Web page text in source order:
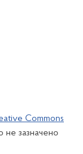
Commons
не зазначено